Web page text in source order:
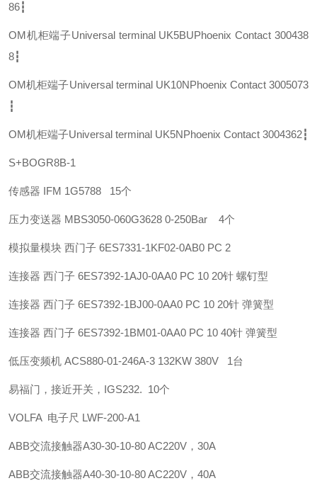
86┇
OM机柜端子Universal terminal UK5BUPhoenix Contact 300438
8┇
OM机柜端子Universal terminal UK10NPhoenix Contact 3005073
┇
OM机柜端子Universal terminal UK5NPhoenix Contact 3004362┇
S+BOGR8B-1
传感器 IFM 1G5788 15个
压力变送器 MBS3050-060G3628 0-250Bar 4个
模拟量模块 西门子 6ES7331-1KF02-0AB0 PC 2
连接器 西门子 6ES7392-1AJ0-0AA0 PC 10 20针 螺钉型
连接器 西门子 6ES7392-1BJ00-0AA0 PC 10 20针 弹簧型
连接器 西门子 6ES7392-1BM01-0AA0 PC 10 40针 弹簧型
低压变频机 ACS880-01-246A-3 132KW 380V 1台
易福门，接近开关，IGS232. 10个
VOLFA 电子尺 LWF-200-A1
ABB交流接触器A30-30-10-80 AC220V，30A
ABB交流接触器A40-30-10-80 AC220V，40A